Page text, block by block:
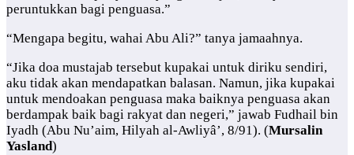
peruntukkan bagi penguasa.”
“Mengapa begitu, wahai Abu Ali?” tanya jamaahnya.
“Jika doa mustajab tersebut kupakai untuk diriku sendiri,
aku tidak akan mendapatkan balasan. Namun, jika kupakai
untuk mendoakan penguasa maka baiknya penguasa akan
berdampak baik bagi rakyat dan negeri,” jawab Fudhail bin
Iyadh (Abu Nu’aim, Hilyah al-Awliyâ’, 8/91). (Mursalin
Yasland)